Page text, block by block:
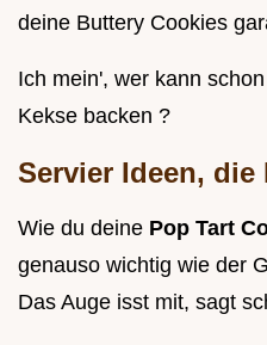
deine Buttery Cookies
Ich mein', wer kann
Kekse backen ?
Servier Ideen, die
Wie du deine Pop Tart
genauso wichtig wie der
Das Auge isst mit, sagt